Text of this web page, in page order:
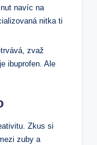
navíc na
nitka ti
zvaž
ibuprofen. Ale
Zkus si
zuby a